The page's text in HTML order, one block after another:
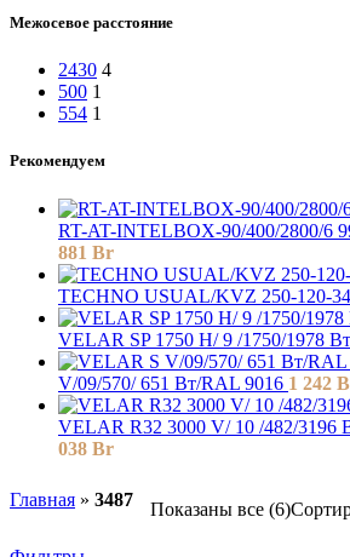
Межосевое расстояние
2430 4
500 1
554 1
Рекомендуем
RT-AT-INTELBOX-90/400/2800/6
881 Br
TECHNO USUAL/KVZ 250-120-
VELAR SP 1750 H/ 9 /1750/1978
V/09/570/ 651 Bт/RAL 9016 1 242
VELAR R32 3000 V/ 10 /482/3196
038 Br
Главная » 3487 Показаны все (6)